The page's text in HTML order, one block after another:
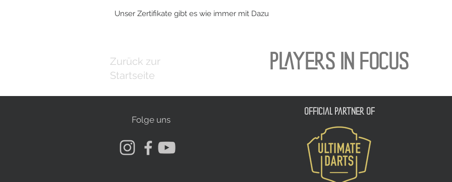
Unser Zertifikate gibt es wie immer mit Dazu
Zurück zur
Startseite
PLAYERS IN FOCUS
Folge uns
official partner of